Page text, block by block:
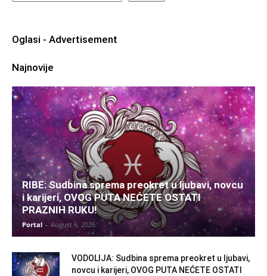
Oglasi - Advertisement
Najnovije
RIBE: Sudbina sprema preokret u ljubavi, novcu
i karijeri, OVOG PUTA NEĆETE OSTATI
PRAZNIH RUKU!
Portal - August 6, 2026
VODOLIJA: Sudbina sprema preokret u ljubavi,
novcu i karijeri, OVOG PUTA NEĆETE OSTATI